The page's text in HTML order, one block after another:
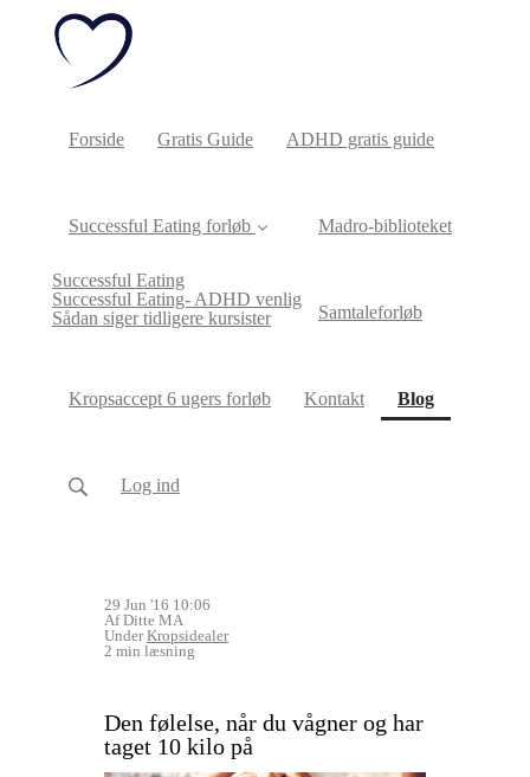
Forside Gratis Guide ADHD gratis guide
Successful Eating forløb
Successful Eating
Successful Eating- ADHD venlig
Sådan siger tidligere kursister
Madro-biblioteket
Samtaleforløb
Kropsaccept 6 ugers forløb Kontakt Blog(current)
Log ind
29 Jun '16 10:06
Af Ditte MA
UnderKropsidealer
2 min læsning
Den følelse, når du vågner og har
taget 10 kilo på